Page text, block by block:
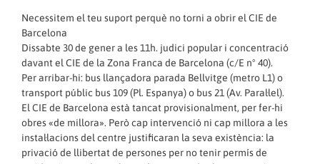
Necessitem el teu suport perquè no torni a obrir el CIE de
Barcelona
Dissabte 30 de gener a les 11h. judici popular i concentració
davant el CIE de la Zona Franca de Barcelona (c/E nº 40).
Per arribar-hi: bus llançadora parada Bellvitge (metro L1) o
transport públic bus 109 (Pl. Espanya) o bus 21 (Av. Paral·lel).
El CIE de Barcelona està tancat provisionalment, per fer-hi
obres «de millora». Però cap intervenció ni cap millora a les
instal·lacions del centre justificaran la seva existència: la
privació de llibertat de persones per no tenir permís de